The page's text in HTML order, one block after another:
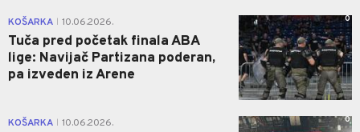
KOŠARKA 10.06.2026.
Tuča pred početak finala ABA
lige: Navijač Partizana poderan,
pa izveden iz Arene
0
KOŠARKA 10.06.2026. 0